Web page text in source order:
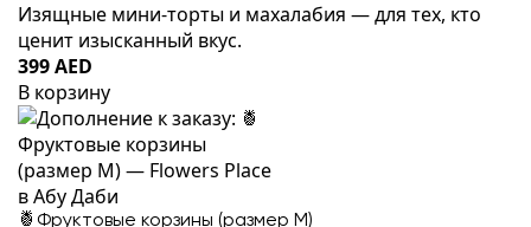
Изящные мини-торты и махалабия — для тех, кто
ценит изысканный вкус.
399 AED
В корзину
🍍Фруктовые корзины (размер M)